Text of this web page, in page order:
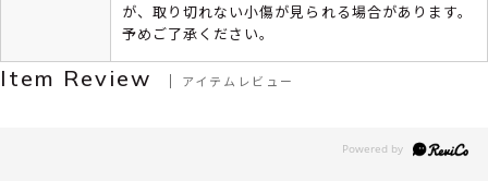
が、取り切れない小傷が見られる場合があります。
予めご了承ください。
Item Review アイテムレビュー